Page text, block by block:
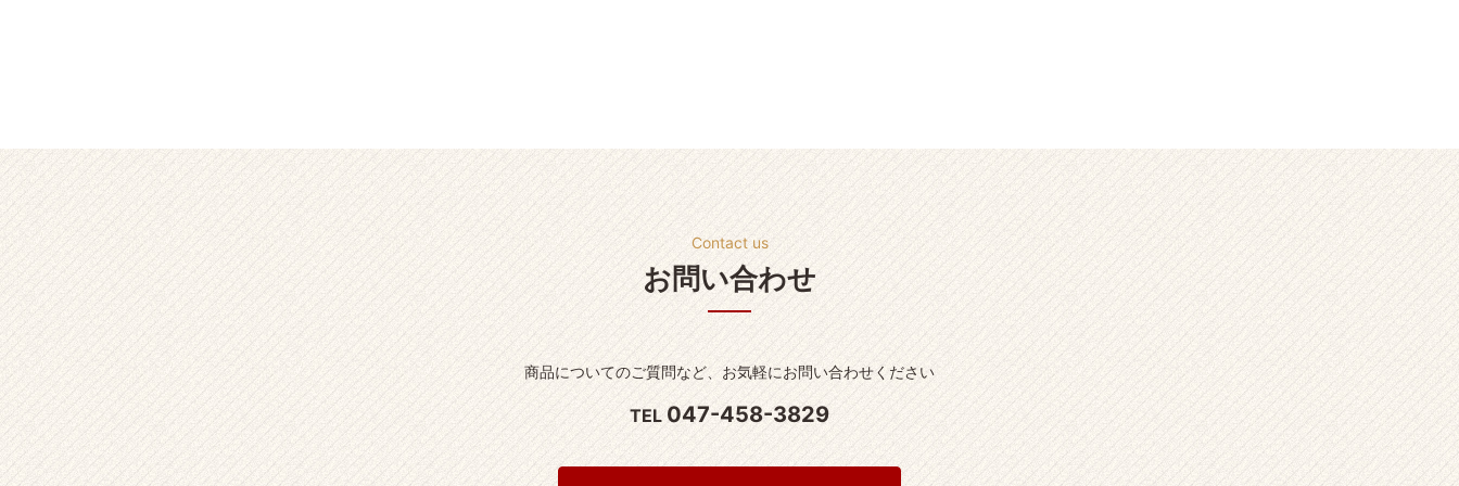
Contact us
お問い合わせ
商品についてのご質問など、 お気軽にお問い合わせください
TEL 047-458-3829